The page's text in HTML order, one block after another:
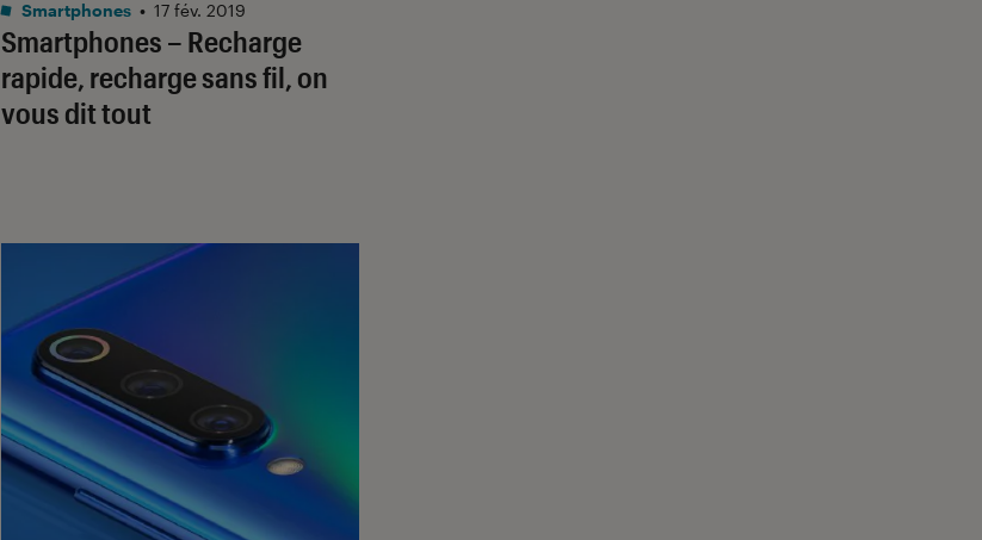
Smartphones – Recharge
rapide, recharge sans fil, on
vous dit tout
Smartphones • 17 fév. 2019